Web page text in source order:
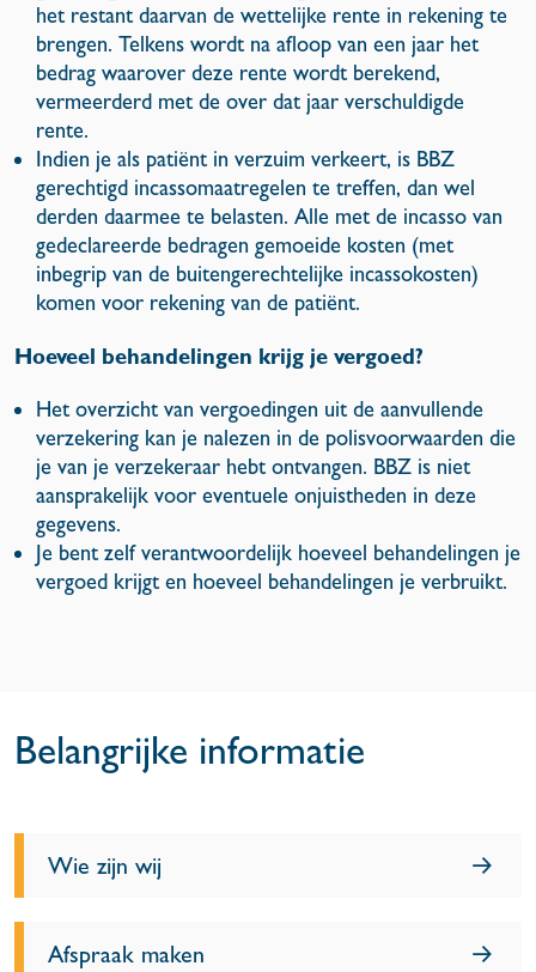
het restant daarvan de wettelijke rente in rekening te
brengen. Telkens wordt na afloop van een jaar het
bedrag waarover deze rente wordt berekend,
vermeerderd met de over dat jaar verschuldigde
rente.
Indien je als patiënt in verzuim verkeert, is BBZ
gerechtigd incassomaatregelen te treffen, dan wel
derden daarmee te belasten. Alle met de incasso van
gedeclareerde bedragen gemoeide kosten (met
inbegrip van de buitengerechtelijke incassokosten)
komen voor rekening van de patiënt.
Hoeveel behandelingen krijg je vergoed?
Het overzicht van vergoedingen uit de aanvullende
verzekering kan je nalezen in de polisvoorwaarden die
je van je verzekeraar hebt ontvangen. BBZ is niet
aansprakelijk voor eventuele onjuistheden in deze
gegevens.
Je bent zelf verantwoordelijk hoeveel behandelingen je
vergoed krijgt en hoeveel behandelingen je verbruikt.
Belangrijke informatie
Wie zijn wij
Afspraak maken